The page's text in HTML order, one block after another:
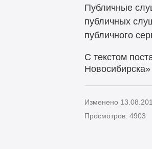
Публичные
публичных
публичного
С текстом
Изменено
Просмотров: 4903